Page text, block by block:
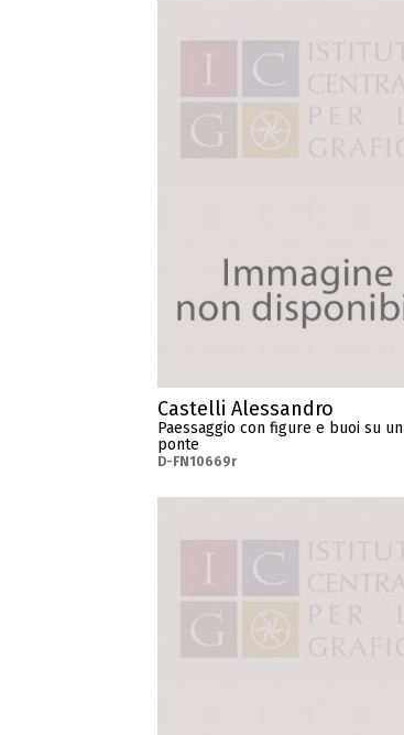
Castelli Alessandro
Paessaggio con figure e buoi su un
ponte
D-FN10669r